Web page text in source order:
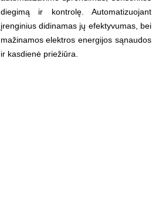
diegimą ir kontrolę. Automatizuojant
įrenginius didinamas jų efektyvumas, bei
mažinamos elektros energijos sąnaudos
ir kasdienė priežiūra.